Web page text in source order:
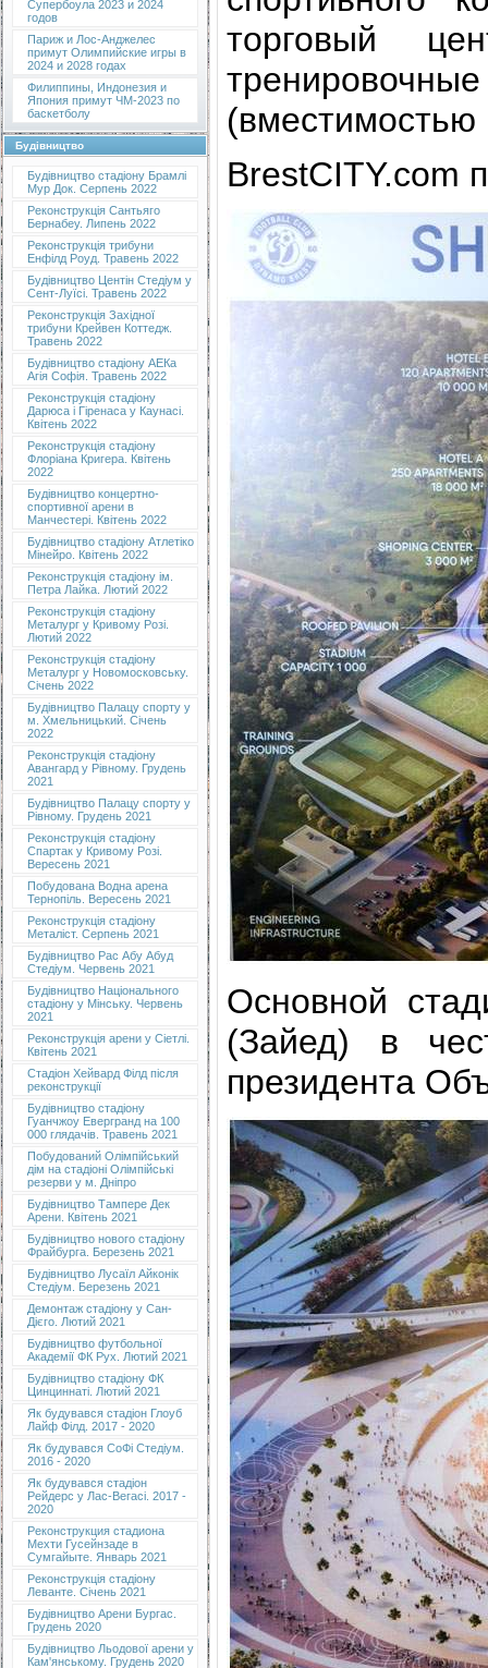
Супербоула 2023 и 2024
годов
Париж и Лос-Анджелес
примут Олимпийские игры в
2024 и 2028 годах
Филиппины, Индонезия и
Япония примут ЧМ-2023 по
баскетболу
Будівництво
Будівництво стадіону Брамлі
Мур Док. Серпень 2022
Реконструкція Сантьяго
Бернабеу. Липень 2022
Реконструкція трибуни
Енфілд Роуд. Травень 2022
Будівництво Центін Стедіум у
Сент-Луїсі. Травень 2022
Реконструкція Західної
трибуни Крейвен Коттедж.
Травень 2022
Будівництво стадіону АЕКа
Агія Софія. Травень 2022
Реконструкція стадіону
Дарюса і Гіренаса у Каунасі.
Квітень 2022
Реконструкція стадіону
Флоріана Кригера. Квітень
2022
Будівництво концертно-
спортивної арени в
Манчестері. Квітень 2022
Будівництво стадіону Атлетіко
Мінейро. Квітень 2022
Реконструкція стадіону ім.
Петра Лайка. Лютий 2022
Реконструкція стадіону
Металург у Кривому Розі.
Лютий 2022
Реконструкція стадіону
Металург у Новомосковську.
Січень 2022
Будівництво Палацу спорту у
м. Хмельницький. Січень
2022
Реконструкція стадіону
Авангард у Рівному. Грудень
2021
Будівництво Палацу спорту у
Рівному. Грудень 2021
Реконструкція стадіону
Спартак у Кривому Розі.
Вересень 2021
Побудована Водна арена
Тернопіль. Вересень 2021
Реконструкція стадіону
Металіст. Серпень 2021
Будівництво Рас Абу Абуд
Стедіум. Червень 2021
Будівництво Національного
стадіону у Мінську. Червень
2021
Реконструкція арени у Сіетлі.
Квітень 2021
Стадіон Хейвард Філд після
реконструкції
Будівництво стадіону
Гуанчжоу Евергранд на 100
000 глядачів. Травень 2021
Побудований Олімпійський
дім на стадіоні Олімпійські
резерви у м. Дніпро
Будівництво Тампере Дек
Арени. Квітень 2021
Будівництво нового стадіону
Фрайбурга. Березень 2021
Будівництво Лусаїл Айконік
Стедіум. Березень 2021
Демонтаж стадіону у Сан-
Дієго. Лютий 2021
Будівництво футбольної
Академії ФК Рух. Лютий 2021
Будівництво стадіону ФК
Цинциннаті. Лютий 2021
Як будувався стадіон Глоуб
Лайф Філд. 2017 - 2020
Як будувався СоФі Стедіум.
2016 - 2020
Як будувався стадіон
Рейдерс у Лас-Вегасі. 2017 -
2020
Реконструкция стадиона
Мехти Гусейнзаде в
Сумгайыте. Январь 2021
Реконструкція стадіону
Леванте. Січень 2021
Будівництво Арени Бургас.
Грудень 2020
Будівництво Льодової арени у
Кам'янському. Грудень 2020
торговый
(вместимостью
BrestCITY.com
Основной
(Зайед) в
президента